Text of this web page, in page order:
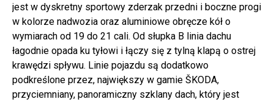
jest w dyskretny sportowy zderzak przedni i boczne progi
w kolorze nadwozia oraz aluminiowe obręcze kół o
wymiarach od 19 do 21 cali. Od słupka B linia dachu
łagodnie opada ku tyłowi i łączy się z tylną klapą o ostrej
krawędzi spływu. Linie pojazdu są dodatkowo
podkreślone przez, największy w gamie ŠKODA,
przyciemniany, panoramiczny szklany dach, który jest